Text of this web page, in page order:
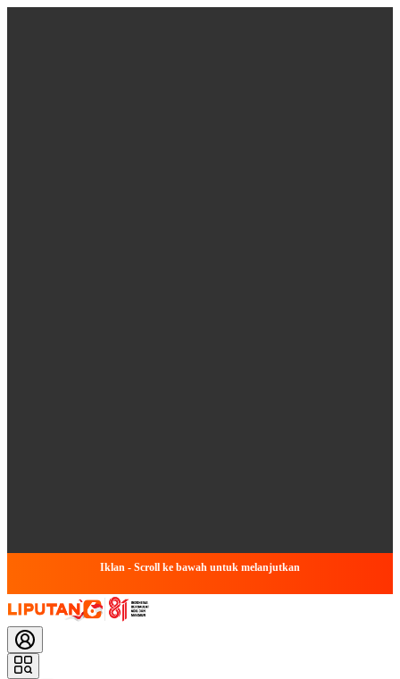
Iklan - Scroll ke bawah untuk melanjutkan